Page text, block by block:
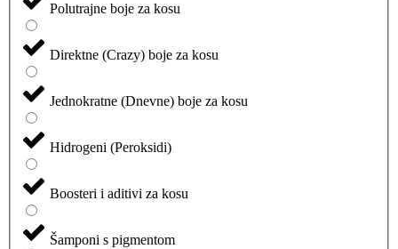
Polutrajne boje za kosu
Direktne (Crazy) boje za kosu
Jednokratne (Dnevne) boje za kosu
Hidrogeni (Peroksidi)
Boosteri i aditivi za kosu
Šamponi s pigmentom